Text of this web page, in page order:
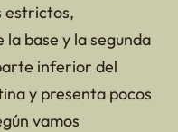
estrictos,
base y la segunda
inferior del
y presenta pocos
vamos